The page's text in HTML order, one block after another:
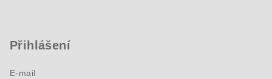
Přihlášení
E-mail